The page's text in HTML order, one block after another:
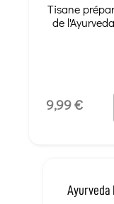
Tisane
de
9,99 €
Ayurveda